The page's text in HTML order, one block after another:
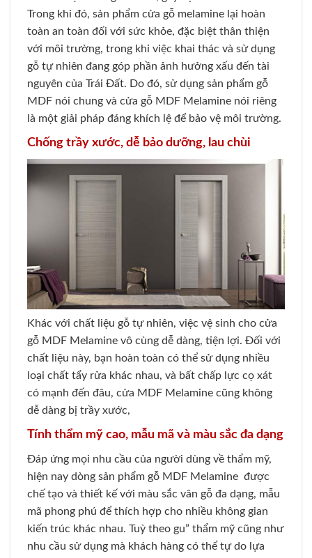
Trong khi đó, sản phẩm cửa gỗ melamine lại hoàn
toàn an toàn đối với sức khỏe, đặc biệt thân thiện
với môi trường, trong khi việc khai thác và sử dụng
gỗ tự nhiên đang góp phần ảnh hưởng xấu đến tài
nguyên của Trái Đất. Do đó, sử dụng sản phẩm gỗ
MDF nói chung và cửa gỗ MDF Melamine nói riêng
là một giải pháp đáng khích lệ để bảo vệ môi trường.
Chống trầy xước, dễ bảo dưỡng, lau chùi
Khác với chất liệu gỗ tự nhiên, việc vệ sinh cho cửa
gỗ MDF Melamine vô cùng dễ dàng, tiện lợi. Đối với
chất liệu này, bạn hoàn toàn có thể sử dụng nhiều
loại chất tẩy rửa khác nhau, và bất chấp lực cọ xát
có mạnh đến đâu, cửa MDF Melamine cũng không
dễ dàng bị trầy xước,
Tính thẩm mỹ cao, mẫu mã và màu sắc đa dạng
Đáp ứng mọi nhu cầu của người dùng về thẩm mỹ,
hiện nay dòng sản phẩm gỗ MDF Melamine được
chế tạo và thiết kế với màu sắc vân gỗ đa dạng, mẫu
mã phong phú để thích hợp cho nhiều không gian
kiến trúc khác nhau. Tuỳ theo gu” thẩm mỹ cũng như
nhu cầu sử dụng mà khách hàng có thể tự do lựa